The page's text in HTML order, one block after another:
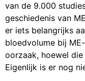
van de 9.000
geschiedenis van
er iets belangrijks
bloedvolume bij
oorzaak, hoewel
Eigenlijk is er nog